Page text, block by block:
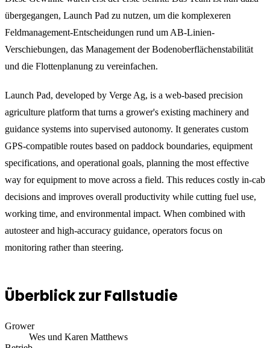
übergegangen, Launch Pad zu nutzen, um die komplexeren
Feldmanagement-Entscheidungen rund um AB-Linien-
Verschiebungen, das Management der Bodenoberflächenstabilität
und die Flottenplanung zu vereinfachen.
Launch Pad, developed by Verge Ag, is a web-based precision
agriculture platform that turns a grower's existing machinery and
guidance systems into supervised autonomy. It generates custom
GPS-compatible routes based on paddock boundaries, equipment
specifications, and operational goals, planning the most effective
way for equipment to move across a field. This reduces costly in-cab
decisions and improves overall productivity while cutting fuel use,
working time, and environmental impact. When combined with
autosteer and high-accuracy guidance, operators focus on
monitoring rather than steering.
Überblick zur Fallstudie
Grower
Wes und Karen Matthews